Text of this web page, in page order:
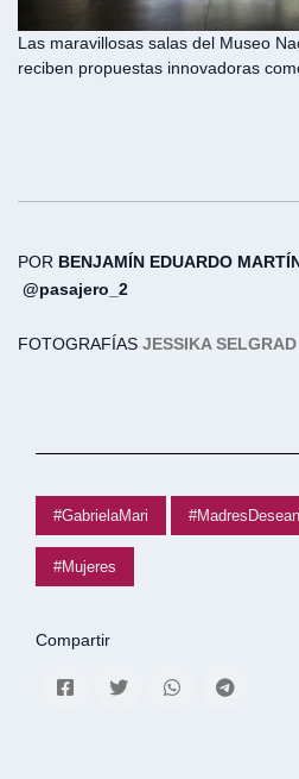
Las maravillosas salas del Museo
reciben propuestas innovadoras
POR BENJAMÍN EDUARDO
@pasajero_2
FOTOGRAFÍAS JESSIKA
#GabrielaMari
#Mujeres
Compartir